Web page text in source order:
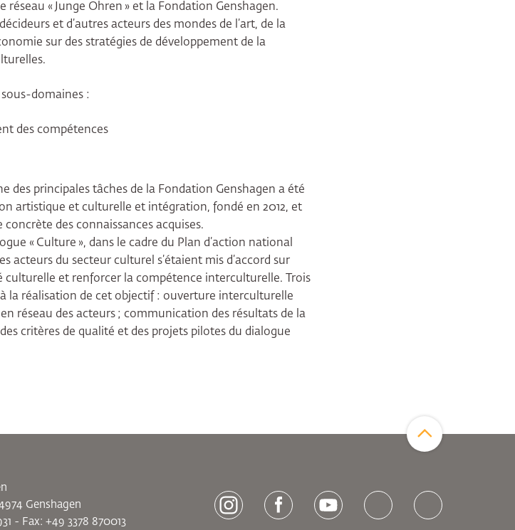
« Junge Ohren » et la Fondation Genshagen.
et d’autres acteurs des mondes de l’art, de la
sur des stratégies de développement de la
domaines :
des compétences
des principales tâches de la Fondation Genshagen a été
artistique et culturelle et intégration, fondé en 2012, et
des connaissances acquises.
« Culture », dans le cadre du Plan d’action national
acteurs du secteur culturel s’étaient mis d’accord sur
culturelle et renforcer la compétence interculturelle. Trois
la réalisation de cet objectif : ouverture interculturelle
réseau des acteurs ; communication des résultats de la
critères de qualité et des projets pilotes du dialogue
[socialLinksTitle]
Genshagen
- Fax: +49 3378 870013